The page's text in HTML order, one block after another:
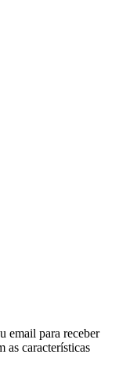
email para receber
as características